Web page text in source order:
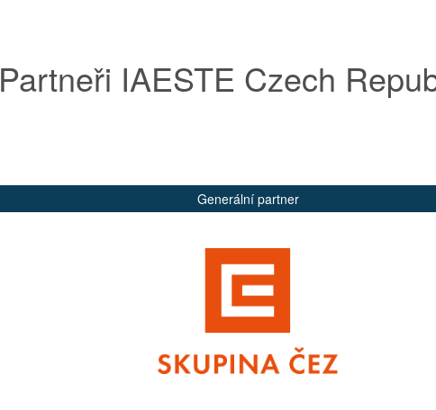
Partneři IAESTE Czech
Generální partner